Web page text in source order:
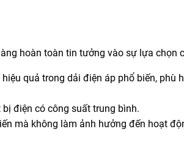
hoàn toàn tin tưởng vào sự lựa chọn
quả trong dải điện áp phổ biến, phù
điện có công suất trung bình.
mà không làm ảnh hưởng đến hoạt